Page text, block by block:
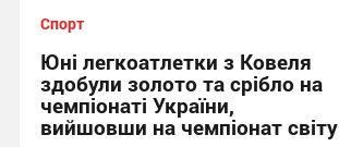
Спорт
Юні легкоатлетки з Ковеля
здобули золото та срібло на
чемпіонаті України,
вийшовши на чемпіонат світу